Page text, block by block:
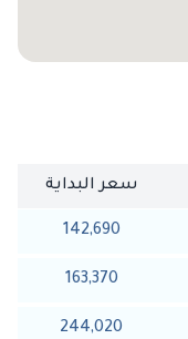
سعر البداية
142,690
163,370
244,020